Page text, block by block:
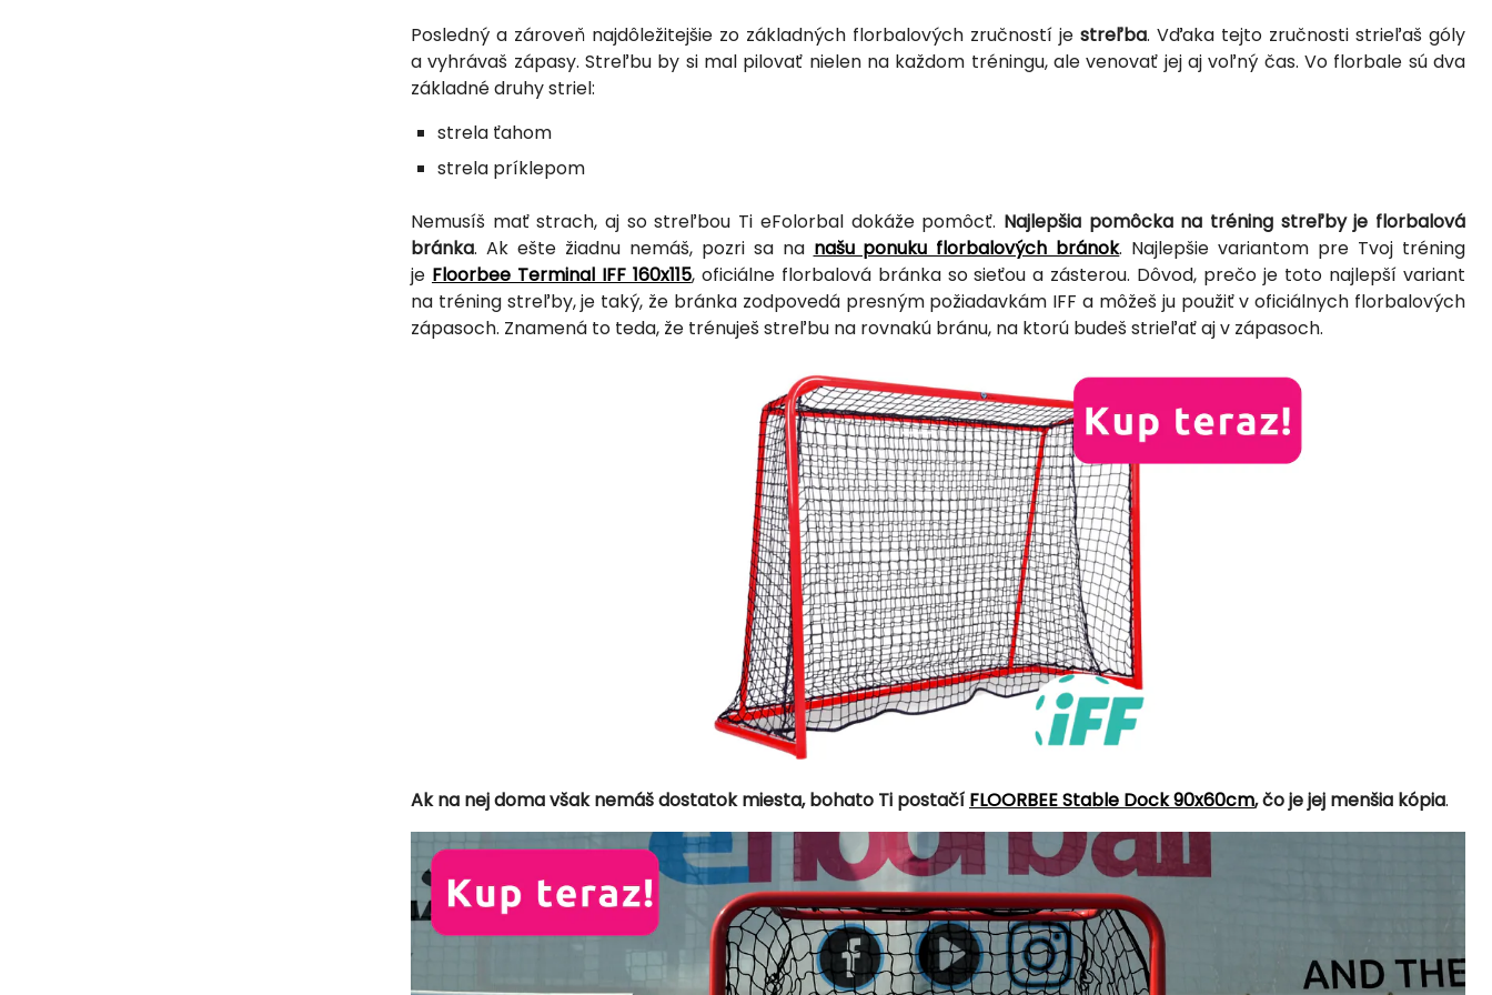
Posledný a zároveň najdôležitejšie zo základných florbalových zručností je streľba. Vďaka tejto zručnosti strieľaš góly
a vyhrávaš zápasy. Streľbu by si mal pilovať nielen na každom tréningu, ale venovať jej aj voľný čas. Vo florbale sú dva
základné druhy striel:
strela ťahom
strela príklepom
Nemusíš mať strach, aj so streľbou Ti eFolorbal dokáže pomôcť. Najlepšia pomôcka na tréning streľby je florbalová
bránka. Ak ešte žiadnu nemáš, pozri sa na našu ponuku florbalových bránok. Najlepšie variantom pre Tvoj tréning
je Floorbee Terminal IFF 160x115, oficiálne florbalová bránka so sieťou a zásterou. Dôvod, prečo je toto najlepší variant
na tréning streľby, je taký, že bránka zodpovedá presným požiadavkám IFF a môžeš ju použiť v oficiálnych florbalových
zápasoch. Znamená to teda, že trénuješ streľbu na rovnakú bránu, na ktorú budeš strieľať aj v zápasoch.
Ak na nej doma však nemáš dostatok miesta, bohato Ti postačí FLOORBEE Stable Dock 90x60cm, čo je jej menšia kópia.